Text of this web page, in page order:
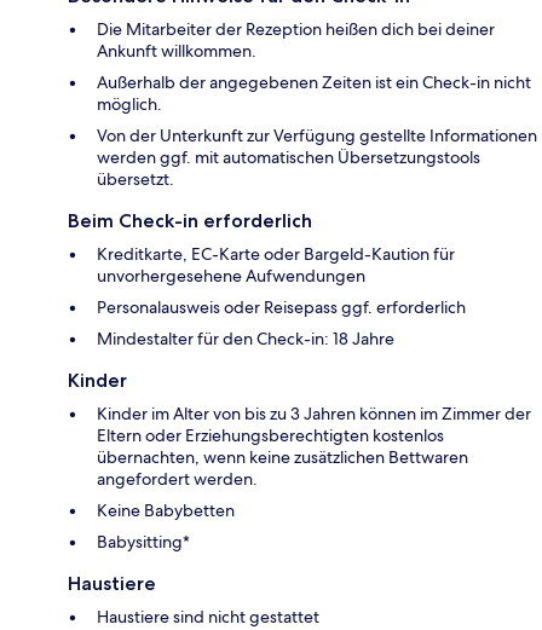
Die Mitarbeiter der Rezeption heißen dich bei deiner
Ankunft willkommen.
Außerhalb der angegebenen Zeiten ist ein Check-in nicht
möglich.
Von der Unterkunft zur Verfügung gestellte Informationen
werden ggf. mit automatischen Übersetzungstools
übersetzt.
Beim Check-in erforderlich
Kreditkarte, EC-Karte oder Bargeld-Kaution für
unvorhergesehene Aufwendungen
Personalausweis oder Reisepass ggf. erforderlich
Mindestalter für den Check-in: 18 Jahre
Kinder
Kinder im Alter von bis zu 3 Jahren können im Zimmer der
Eltern oder Erziehungsberechtigten kostenlos
übernachten, wenn keine zusätzlichen Bettwaren
angefordert werden.
Keine Babybetten
Babysitting*
Haustiere
Haustiere sind nicht gestattet